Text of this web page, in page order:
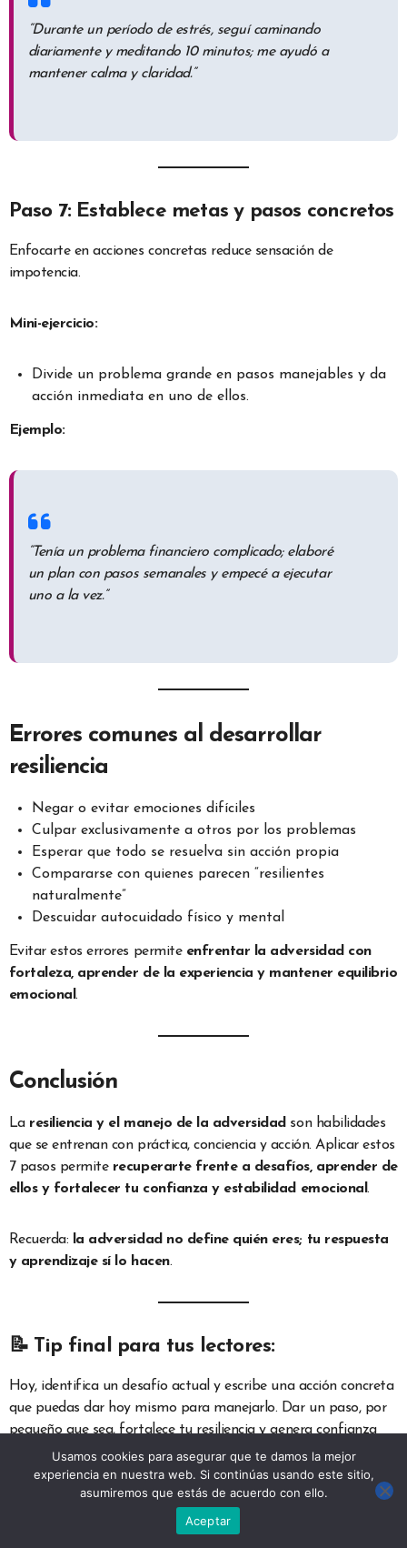
“Durante un período de estrés, seguí caminando
diariamente y meditando 10 minutos; me ayudó a
mantener calma y claridad.”
Paso 7: Establece metas y pasos concretos
Enfocarte en acciones concretas reduce sensación de
impotencia.
Mini-ejercicio:
Divide un problema grande en pasos manejables y da
acción inmediata en uno de ellos.
Ejemplo:
“Tenía un problema financiero complicado; elaboré
un plan con pasos semanales y empecé a ejecutar
uno a la vez.”
Errores comunes al desarrollar
resiliencia
Negar o evitar emociones difíciles
Culpar exclusivamente a otros por los problemas
Esperar que todo se resuelva sin acción propia
Compararse con quienes parecen “resilientes
naturalmente”
Descuidar autocuidado físico y mental
Evitar estos errores permite enfrentar la adversidad con
fortaleza, aprender de la experiencia y mantener equilibrio
emocional.
Conclusión
La resiliencia y el manejo de la adversidad son habilidades
que se entrenan con práctica, conciencia y acción. Aplicar estos
7 pasos permite recuperarte frente a desafíos, aprender de
ellos y fortalecer tu confianza y estabilidad emocional.
Recuerda: la adversidad no define quién eres; tu respuesta
y aprendizaje sí lo hacen.
📝 Tip final para tus lectores:
Hoy, identifica un desafío actual y escribe una acción concreta
que puedas dar hoy mismo para manejarlo. Dar un paso, por
pequeño que sea, fortalece tu resiliencia y genera confianza
para avanzar.Usamos cookies para asegurar que te damos la mejor
experiencia en nuestra web. Si continúas usando este sitio,
asumiremos que estás de acuerdo con ello.
Aceptar